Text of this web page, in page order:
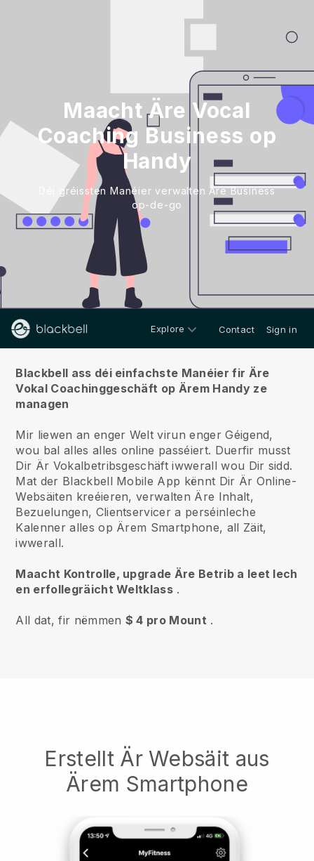
Maacht Äre Vocal
Coaching Business op
Handy
Déi gréissten Manéier verwalten Äre Business
op-de-go
Explore Contact Sign in
Blackbell ass déi einfachste Manéier fir Äre
Vokal Coachinggeschäft op Ärem Handy ze
managen
Mir liewen an enger Welt virun enger Géigend,
wou bal alles alles online passéiert. Duerfir musst
Dir Är Vokalbetribsgeschäft iwwerall wou Dir sidd.
Mat der Blackbell Mobile App kënnt Dir Är Online-
Websäiten kreéieren, verwalten Äre Inhalt,
Bezuelungen, Clientservicer a perséinleche
Kalenner alles op Ärem Smartphone, all Zäit,
iwwerall.
Maacht Kontrolle, upgrade Äre Betrib a leet Iech
en erfollegräicht Weltklass .
All dat, fir nëmmen $ 4 pro Mount .
Erstellt Är Websäit aus
Ärem Smartphone